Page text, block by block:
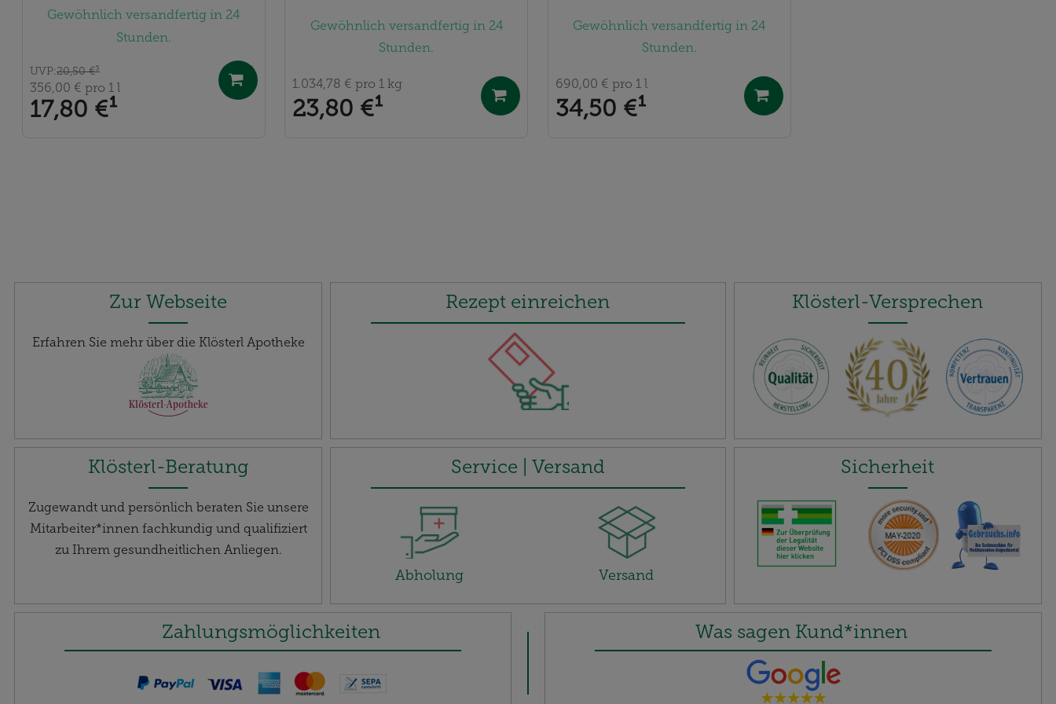
Gewöhnlich versandfertig in 24
Stunden.
17,80 €¹
UVP:20,50 €³
356,00 € pro 1 l
Gewöhnlich versandfertig in 24
Stunden.
23,80 €¹
1.034,78 € pro 1 kg
Gewöhnlich versandfertig in 24
Stunden.
34,50 €¹
690,00 € pro 1 l
Zur Webseite
Erfahren Sie mehr über die Klösterl Apotheke
Klösterl-Beratung
Zugewandt und persönlich beraten Sie unsere
Mitarbeiter*innen fachkundig und qualifiziert
zu Ihrem gesundheitlichen Anliegen.
Rezept einreichen
Service | Versand
Abholung Versand
Klösterl-Versprechen
Sicherheit
Zahlungsmöglichkeiten Was sagen Kund*innen